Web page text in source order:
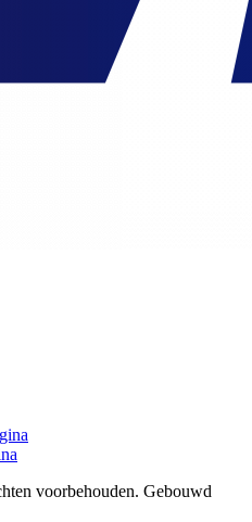
voorbehouden. Gebouwd